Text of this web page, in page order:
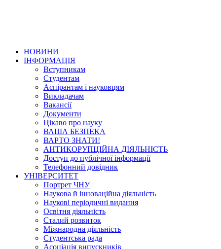
НОВИНИ
ІНФОРМАЦІЯ
Вступникам
Студентам
Аспірантам і науковцям
Викладачам
Вакансії
Документи
Цікаво про науку
ВАША БЕЗПЕКА
ВАРТО ЗНАТИ!
АНТИКОРУПЦІЙНА ДІЯЛЬНІСТЬ
Доступ до публічної інформації
Телефонний довідник
УНІВЕРСИТЕТ
Портрет ЧНУ
Наукова й інноваційна діяльність
Наукові періодичні видання
Освітня діяльність
Сталий розвиток
Міжнародна діяльність
Студентська рада
Асоціація випускників